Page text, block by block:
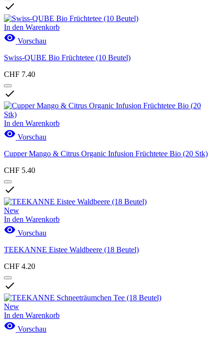

In den Warenkorb
 Vorschau
Swiss-QUBE Bio Früchtetee (10 Beutel)
CHF 7.40

In den Warenkorb
 Vorschau
Cupper Mango & Citrus Organic Infusion Früchtetee Bio (20 Stk)
CHF 5.40

New
In den Warenkorb
 Vorschau
TEEKANNE Eistee Waldbeere (18 Beutel)
CHF 4.20

New
In den Warenkorb
 Vorschau